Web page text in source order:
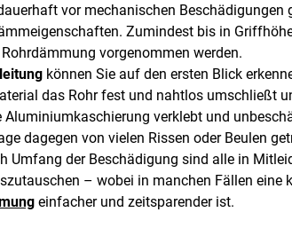
vor mechanischen Beschädigungen
Zumindest bis in
vorgenommen werden.
können Sie auf den ersten Blick
das Rohr fest und nahtlos umschließt
Aluminiumkaschierung verklebt und
dagegen von vielen Rissen oder Beulen
Umfang der Beschädigung sind alle in
– wobei in manchen Fällen eine
einfacher und zeitsparender ist.